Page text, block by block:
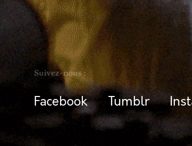
Suivez-nous :
Facebook Tumblr